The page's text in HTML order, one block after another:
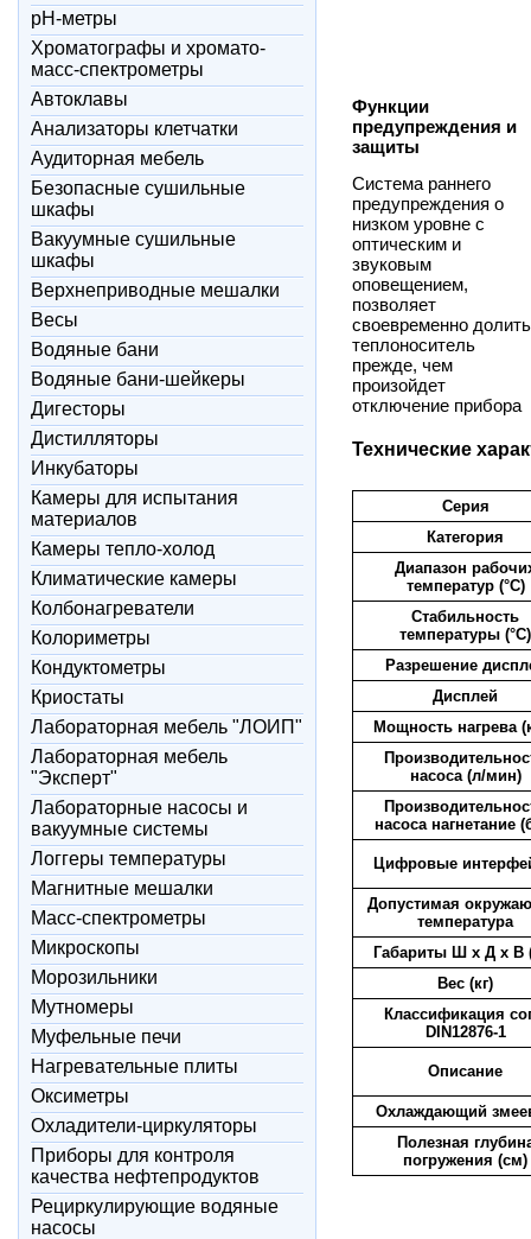
pH-метры
Xроматографы и хромато-
масс-спектрометры
Автоклавы
Анализаторы клетчатки
Аудиторная мебель
Безопасные сушильные
шкафы
Вакуумные сушильные
шкафы
Верхнеприводные мешалки
Весы
Водяные бани
Водяные бани-шейкеры
Дигесторы
Дистилляторы
Инкубаторы
Камеры для испытания
материалов
Камеры тепло-холод
Климатические камеры
Колбонагреватели
Колориметры
Кондуктометры
Криостаты
Лабораторная мебель "ЛОИП"
Лабораторная мебель
"Эксперт"
Лабораторные насосы и
вакуумные системы
Логгеры температуры
Магнитные мешалки
Масс-спектрометры
Микроскопы
Морозильники
Мутномеры
Муфельные печи
Нагревательные плиты
Оксиметры
Охладители-циркуляторы
Приборы для контроля
качества нефтепродуктов
Рециркулирующие водяные
насосы
Функции
предупреждения и
защиты
Система раннего
предупреждения о
низком уровне с
оптическим и
звуковым
оповещением,
позволяет
своевременно долить
теплоноситель
прежде, чем
произойдет
отключение прибора
Технические
Серия
Категория
Диапазон
температур (°C)
Стабильность
температуры (°C)
Разрешение
Дисплей
Мощность нагрева
насоса (л/мин)
насоса нагнетание
Цифровые
Допустимая
температура
Габариты Ш х Д х В
Вес (кг)
Классификация
DIN12876-1
Описание
Охлаждающий
Полезная
погружения (см)